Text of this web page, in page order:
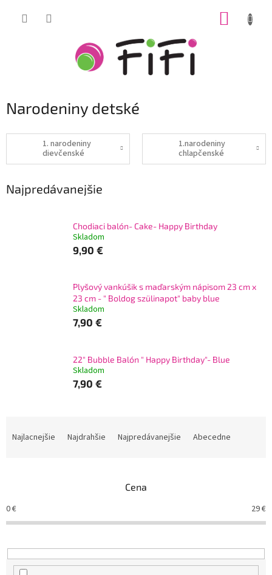
Narodeniny detské
1. narodeniny
dievčenské
1.narodeniny
chlapčenské
Najpredávanejšie
Chodiaci balón- Cake- Happy Birthday
Skladom
9,90 €
Plyšový vankúšik s maďarským nápisom 23 cm x
23 cm - " Boldog szülinapot" baby blue
Skladom
7,90 €
22" Bubble Balón " Happy Birthday"- Blue
Skladom
7,90 €
e
p
r
d
Najlacnejšie Najdrahšie Najpredávanejšie Abecedne
Cena
0€ 29€